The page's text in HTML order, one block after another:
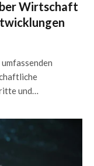
Wirtschaft
und…